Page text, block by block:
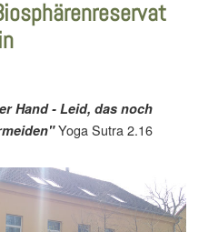
Hand - Leid, das noch
Yoga Sutra 2.16